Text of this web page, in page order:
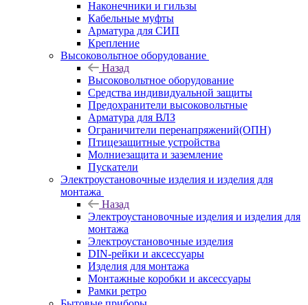
Наконечники и гильзы
Кабельные муфты
Арматура для СИП
Крепление
Высоковольтное оборудование
Назад
Высоковольтное оборудование
Средства индивидуальной защиты
Предохранители высоковольтные
Арматура для ВЛЗ
Ограничители перенапряжений(ОПН)
Птицезащитные устройства
Молниезащита и заземление
Пускатели
Электроустановочные изделия и изделия для
монтажа
Назад
Электроустановочные изделия и изделия для
монтажа
Электроустановочные изделия
DIN-рейки и аксессуары
Изделия для монтажа
Монтажные коробки и аксессуары
Рамки ретро